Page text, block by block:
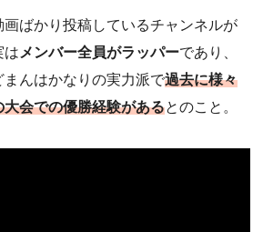
画ばかり投稿しているチャンネルが
は メンバー全員がラッパーであり、
んはかなりの実力派で過去に様々
会での優勝経験があるとのこと。